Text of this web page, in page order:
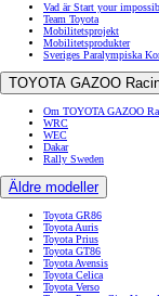
Vad är Start your
Team Toyota
Mobilitetsprojekt
Mobilitetsprodukter
Sveriges Paralympiska
TOYOTA GAZOO
Om TOYOTA GAZOO
WRC
WEC
Dakar
Rally Sweden
Äldre modeller
Toyota GR86
Toyota Auris
Toyota Prius
Toyota GT86
Toyota Avensis
Toyota Celica
Toyota Verso